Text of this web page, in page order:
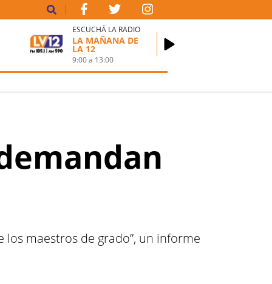
ESCUCHÁ LA RADIO
LA MAÑANA DE
LA 12
9:00a 13:00
maestros de grado”, un informe